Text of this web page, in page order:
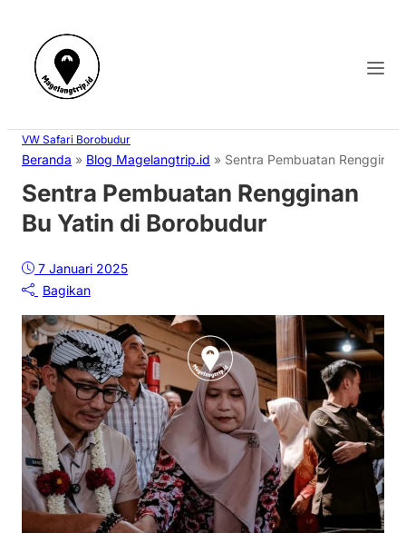
VW Safari Borobudur
Beranda » Blog Magelangtrip.id » Sentra Pembuatan
Sentra Pembuatan Rengginan
Bu Yatin di Borobudur
7 Januari 2025
Bagikan